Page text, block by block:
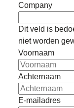
Company
Dit veld is
niet worden
Voornaam
Achternaam
E-mailadres